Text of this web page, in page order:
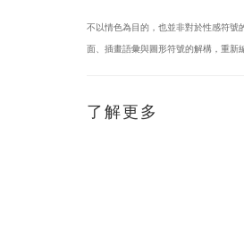
不以情色為目的，也並非對於性感符
面、插畫語彙與圖形符號的解構，重新
了解更多